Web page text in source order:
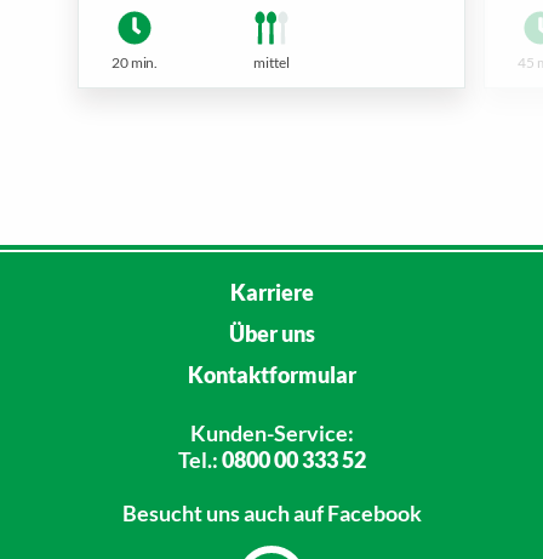
20 min. mittel 45
Karriere
Über uns
Kontaktformular
Kunden-Service:
Tel.:0800 00 333 52
Besucht unsauch auf Facebook